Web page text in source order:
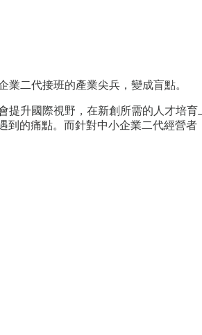
二代接班的產業尖兵，變成盲點。
升國際視野，在新創所需的人才培
的痛點。而針對中小企業二代經營